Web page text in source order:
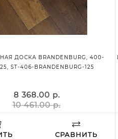
ДОСКА BRANDENBURG, 400-
ST-406-BRANDENBURG-125
8 368.00 р.
10 461.00 р.
СРАВНИТЬ